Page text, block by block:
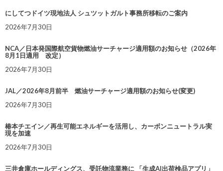
にしてつドイツ現地法人 シュツットガルト事務所移転のご案内
2026年7月30日
NCA／日本発国際航空貨物燃油サーチャージ適用額のお知らせ（2026年
8月1日適用 改定）
2026年7月30日
JAL／2026年8月前半 燃油サーチャージ適用額のお知らせ(変更)
2026年7月30日
椿本チエイン／再生可能エネルギーを活用し、カーボンニュートラル実
現を加速
2026年7月30日
三井倉庫ホールディングス、受託物流業務に 「生成AI出荷検品アプリ」